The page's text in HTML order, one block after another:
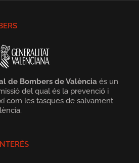
de Bombers de València és un
del qual és la prevenció i
com les tasques de salvament